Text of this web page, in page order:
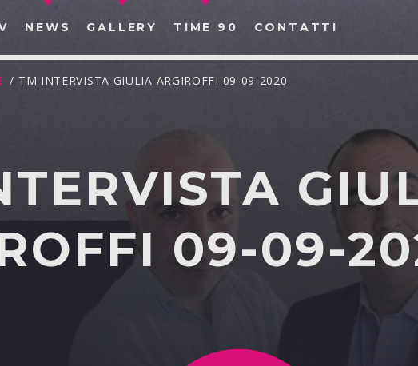
NEWS GALLERY TIME 90 CONTATTI
CERCA NEL SITO WEB:
/ TM INTERVISTA GIULIA ARGIROFFI 09-09-2020
09-09-